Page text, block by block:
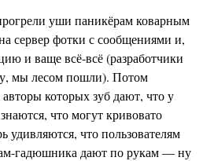
уши паникёрам коварным
сервер фотки с сообщениями и,
и ваще всё-всё (разработчики
мы лесом пошли). Потом
которых зуб дают, что у
что могут кривовато
удивляются, что пользователям
гадюшника дают по рукам — ну